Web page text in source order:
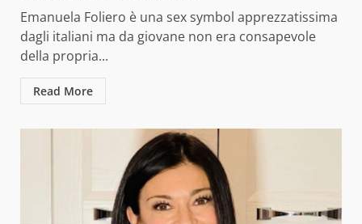
Emanuela Foliero è una sex symbol apprezzatissima
dagli italiani ma da giovane non era consapevole
della propria...
Read More